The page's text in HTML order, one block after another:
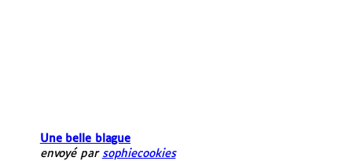
Une belle blague
envoyé par sophiecookies